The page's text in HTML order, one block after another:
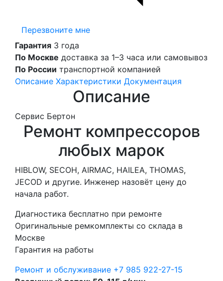
Перезвоните мне
Гарантия 3 года
По Москве доставка за 1–3 часа или самовывоз
По России транспортной компанией
Описание Характеристики Документация
Описание
Сервис Бертон
Ремонт компрессоров
любых марок
HIBLOW, SECOH, AIRMAC, HAILEA, THOMAS,
JECOD и другие. Инженер назовёт цену до
начала работ.
Диагностика бесплатно при ремонте
Оригинальные ремкомплекты со склада в
Москве
Гарантия на работы
Ремонт и обслуживание +7 985 922-27-15